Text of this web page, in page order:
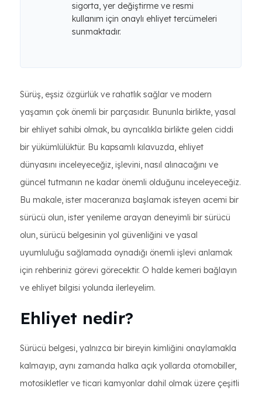
sigorta, yer değiştirme ve resmi
kullanım için onaylı ehliyet tercümeleri
sunmaktadır.
Sürüş, eşsiz özgürlük ve rahatlık sağlar ve modern
yaşamın çok önemli bir parçasıdır. Bununla birlikte, yasal
bir ehliyet sahibi olmak, bu ayrıcalıkla birlikte gelen ciddi
bir yükümlülüktür. Bu kapsamlı kılavuzda, ehliyet
dünyasını inceleyeceğiz, işlevini, nasıl alınacağını ve
güncel tutmanın ne kadar önemli olduğunu inceleyeceğiz.
Bu makale, ister maceranıza başlamak isteyen acemi bir
sürücü olun, ister yenileme arayan deneyimli bir sürücü
olun, sürücü belgesinin yol güvenliğini ve yasal
uyumluluğu sağlamada oynadığı önemli işlevi anlamak
için rehberiniz görevi görecektir. O halde kemeri bağlayın
ve ehliyet bilgisi yolunda ilerleyelim.
Ehliyet nedir?
Sürücü belgesi, yalnızca bir bireyin kimliğini onaylamakla
kalmayıp, aynı zamanda halka açık yollarda otomobiller,
motosikletler ve ticari kamyonlar dahil olmak üzere çeşitli